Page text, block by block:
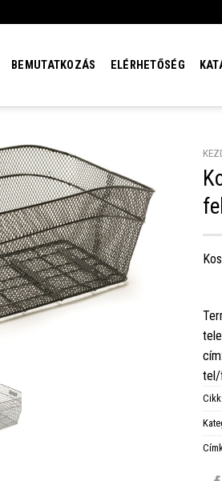
BEMUTATKOZÁS ELÉRHETŐSÉG
tel/